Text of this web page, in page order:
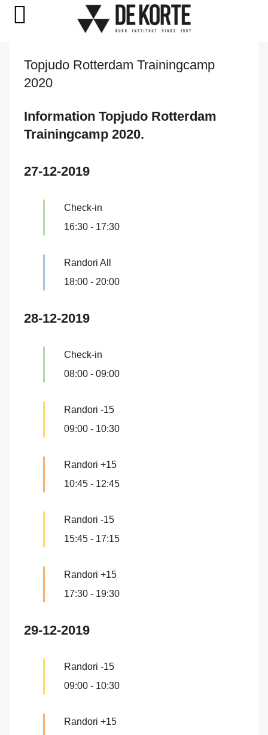
inhoud
Topjudo Rotterdam Trainingcamp
2020
Information Topjudo Rotterdam
Trainingcamp 2020.
27-12-2019
Check-in
16:30 - 17:30
Randori All
18:00 - 20:00
28-12-2019
Check-in
08:00 - 09:00
Randori -15
09:00 - 10:30
Randori +15
10:45 - 12:45
Randori -15
15:45 - 17:15
Randori +15
17:30 - 19:30
29-12-2019
Randori -15
09:00 - 10:30
Randori +15